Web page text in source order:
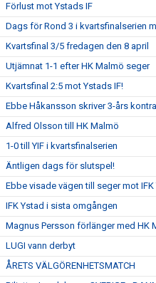
Förlust mot Ystads IF
Dags för Rond 3 i kvartsfinalserien
Kvartsfinal 3/5 fredagen den 8 april
Utjämnat 1-1 efter HK Malmö seger
Kvartsfinal 2:5 mot Ystads IF!
Ebbe Håkansson skriver 3-års
Alfred Olsson till HK Malmö
1-0 till YIF i kvartsfinalserien
Äntligen dags för slutspel!
Ebbe visade vägen till seger mot IFK
IFK Ystad i sista omgången
Magnus Persson förlänger med HK
LUGI vann derbyt
ÅRETS VÄLGÖRENHETSMATCH